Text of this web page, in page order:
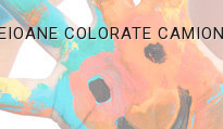
COLORATE CAMION